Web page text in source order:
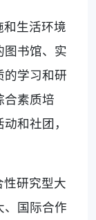
生活环境
图书馆、实
的学习和研
合素质培
和社团，
研究型大
、国际合作